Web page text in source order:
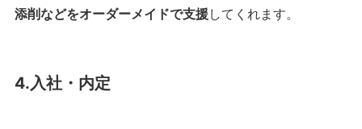
添削などをオーダーメイドで支援してくれます。
4.入社・内定